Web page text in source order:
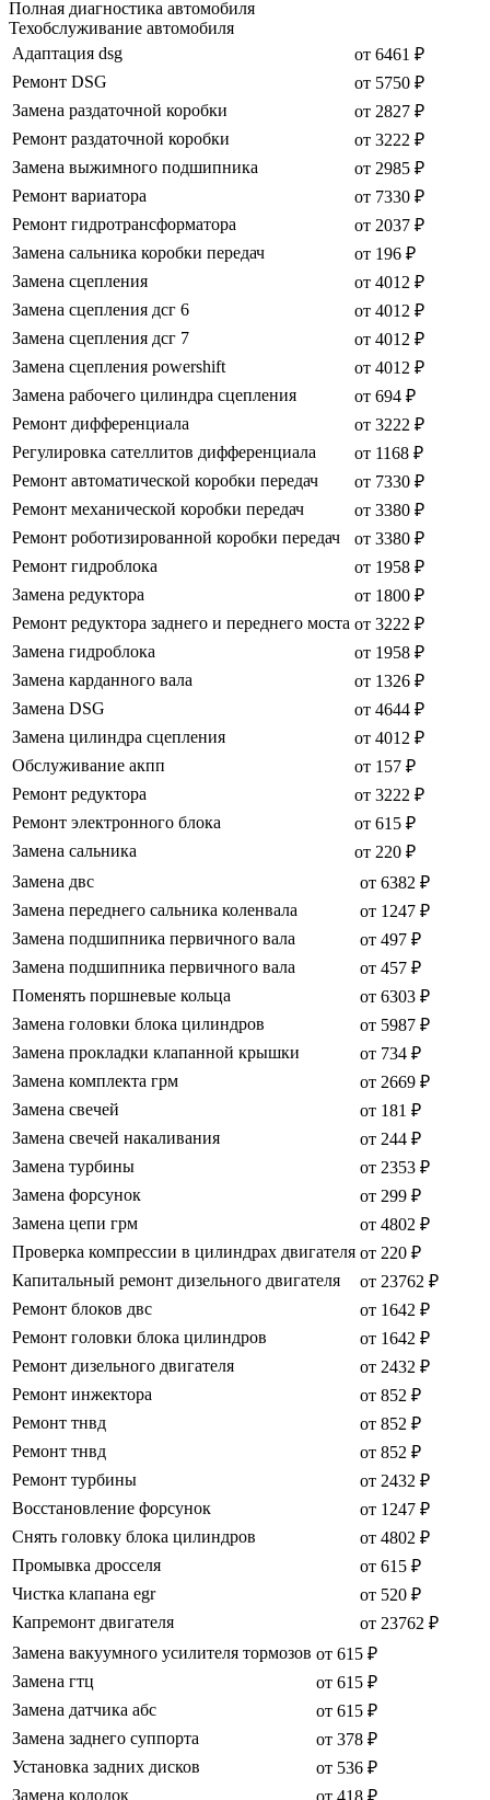
Полная диагностика автомобиля
Техобслуживание автомобиля
Адаптация dsg
от 6461 ₽
Ремонт DSG
от 5750 ₽
Замена раздаточной коробки
от 2827 ₽
Ремонт раздаточной коробки
от 3222 ₽
Замена выжимного подшипника
от 2985 ₽
Ремонт вариатора
от 7330 ₽
Ремонт гидротрансформатора
от 2037 ₽
Замена сальника коробки передач
от 196 ₽
Замена сцепления
от 4012 ₽
Замена сцепления дсг 6
от 4012 ₽
Замена сцепления дсг 7
от 4012 ₽
Замена сцепления powershift
от 4012 ₽
Замена рабочего цилиндра сцепления
от 694 ₽
Ремонт дифференциала
от 3222 ₽
Регулировка сателлитов дифференциала
от 1168 ₽
Ремонт автоматической коробки передач
от 7330 ₽
Ремонт механической коробки передач
от 3380 ₽
Ремонт роботизированной коробки передач
от 3380 ₽
Ремонт гидроблока
от 1958 ₽
Замена редуктора
от 1800 ₽
Ремонт редуктора заднего и переднего моста от 3222 ₽
Замена гидроблока
от 1958 ₽
Замена карданного вала
от 1326 ₽
Замена DSG
от 4644 ₽
Замена цилиндра сцепления
от 4012 ₽
Обслуживание акпп
от 157 ₽
Ремонт редуктора
от 3222 ₽
Ремонт электронного блока
от 615 ₽
Замена сальника
от 220 ₽
Замена двс
от 6382 ₽
Замена переднего сальника коленвала
от 1247 ₽
Замена подшипника первичного вала
от 497 ₽
Замена подшипника первичного вала
от 457 ₽
Поменять поршневые кольца
от 6303 ₽
Замена головки блока цилиндров
от 5987 ₽
Замена прокладки клапанной крышки
от 734 ₽
Замена комплекта грм
от 2669 ₽
Замена свечей
от 181 ₽
Замена свечей накаливания
от 244 ₽
Замена турбины
от 2353 ₽
Замена форсунок
от 299 ₽
Замена цепи грм
от 4802 ₽
Проверка компрессии в цилиндрах двигателя от 220 ₽
Капитальный ремонт дизельного двигателя
от 23762 ₽
Ремонт блоков двс
от 1642 ₽
Ремонт головки блока цилиндров
от 1642 ₽
Ремонт дизельного двигателя
от 2432 ₽
Ремонт инжектора
от 852 ₽
Ремонт тнвд
от 852 ₽
Ремонт тнвд
от 852 ₽
Ремонт турбины
от 2432 ₽
Восстановление форсунок
от 1247 ₽
Снять головку блока цилиндров
от 4802 ₽
Промывка дросселя
от 615 ₽
Чистка клапана egr
от 520 ₽
Капремонт двигателя
от 23762 ₽
Замена вакуумного усилителя тормозов от 615 ₽
Замена гтц
от 615 ₽
Замена датчика абс
от 615 ₽
Замена заднего суппорта
от 378 ₽
Установка задних дисков
от 536 ₽
Замена колодок